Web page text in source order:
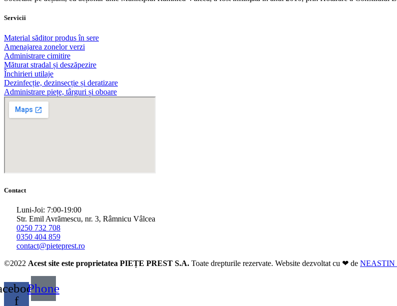
Servicii
Material săditor produs în sere
Amenajarea zonelor verzi
Administrare cimitire
Măturat stradal și deszăpezire
Închirieri utilaje
Dezinfecție, dezinsecție și deratizare
Administrare piețe, târguri și oboare
Contact
Luni-Joi: 7:00-19:00
Str. Emil Avrămescu, nr. 3, Râmnicu Vâlcea
0250 732 708
0350 404 859
contact@pieteprest.ro
©2022 Acest site este proprietatea PIEȚE PREST S.A. Toate drepturile rezervate. Website dezvoltat cu ❤ de NEASTIN
f
Phone